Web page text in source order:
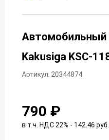
Автомобильный
Kakusiga KSC-
Артикул: 20344874
790 ₽
в т.ч. НДС 22% - 142.46 руб.